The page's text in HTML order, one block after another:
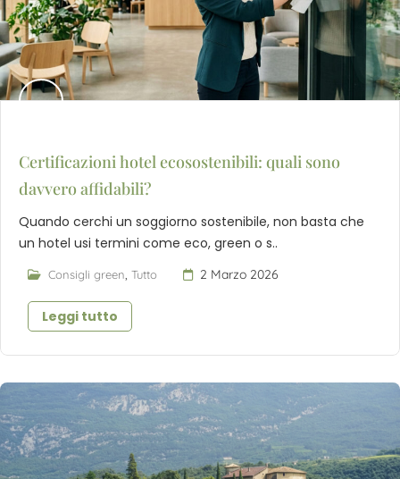
Certificazioni hotel ecosostenibili: quali sono
davvero affidabili?
Quando cerchi un soggiorno sostenibile, non basta che
un hotel usi termini come eco, green o s..
Consigli green, Tutto 2 Marzo 2026
Leggi tutto